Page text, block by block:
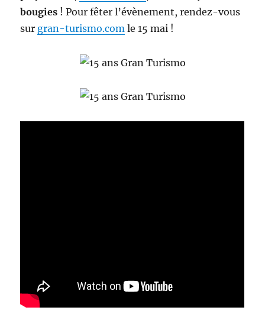
bougies ! Pour fêter l’évènement, rendez-vous
sur gran-turismo.com le 15 mai !